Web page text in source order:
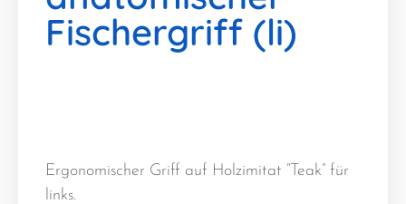
Fischergriff (li)
Ergonomischer Griff auf Holzimitat “Teak” für
links.